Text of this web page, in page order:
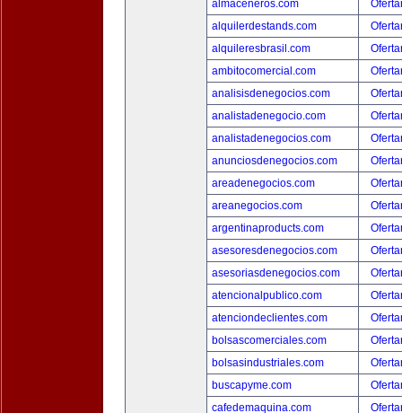
almaceneros.com
alquilerdestands.com
alquileresbrasil.com
ambitocomercial.com
analisisdenegocios.com
analistadenegocio.com
analistadenegocios.com
anunciosdenegocios.com
areadenegocios.com
areanegocios.com
argentinaproducts.com
asesoresdenegocios.com
asesoriasdenegocios.com
atencionalpublico.com
atenciondeclientes.com
bolsascomerciales.com
bolsasindustriales.com
buscapyme.com
cafedemaquina.com